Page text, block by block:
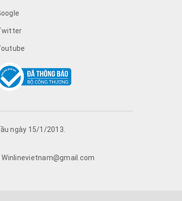
ngày 15/1/2013.
Winlinevietnam@gmail.com